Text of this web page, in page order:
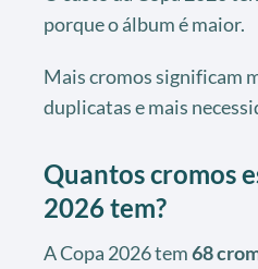
porque o álbum é maior.
Mais cromos significam
duplicatas e mais
Quantos cromos
2026 tem?
A Copa 2026 tem68